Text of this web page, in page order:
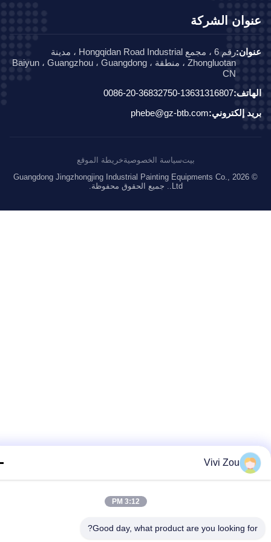
الشركة
رقم 6 ، مجمع Hongqidan Road Industrial ، مدينة
Zhongluotan ، منطقة Baiyun ، Guangzhou ، Guangdong ،
0086-20-36832750-13631316807
إلكتروني: phebe@gz-btb.com
سياسة الخصوصيةخريطة الموقع
© 2026 Guangdong Jingzhongjing Industrial Painting Equipments Co.,
Vivi Zou
3:12 PM
Good day, what product are you looking